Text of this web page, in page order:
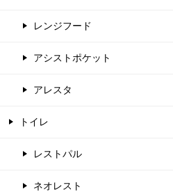
レンジフード
アシストポケット
アレスタ
トイレ
レストパル
ネオレスト